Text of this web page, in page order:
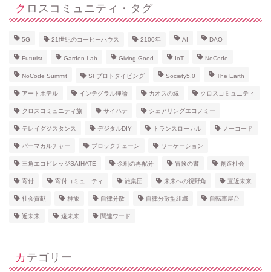
クロスコミュニティ・タグ
5G 21世紀のコーヒーハウス 2100年 AI DAO
Futurist Garden Lab Giving Good IoT NoCode
NoCode Summit SFプロトタイピング Society5.0 The Earth
アートホテル インテグラル理論 カオスの縁 クロスコミュニティ
クロスコミュニティ旅 サイハテ シェアリングエコノミー
テレイグジスタンス デジタルDIY トランスローカル ノーコード
パーマカルチャー ブロックチェーン ワーケーション
三角エコビレッジSAIHATE 余剰の再配分 冒険の書 創造社会
寄付 寄付コミュニティ 旅集団 未来への視野角 直近未来
社会貢献 群旅 自律分散 自律分散型組織 自転車屋台
近未来 遠未来 関連ワード
カテゴリー